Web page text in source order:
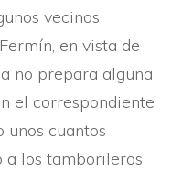
vecinos
en vista de
no prepara alguna
el correspondiente
cuantos
a los tamborileros